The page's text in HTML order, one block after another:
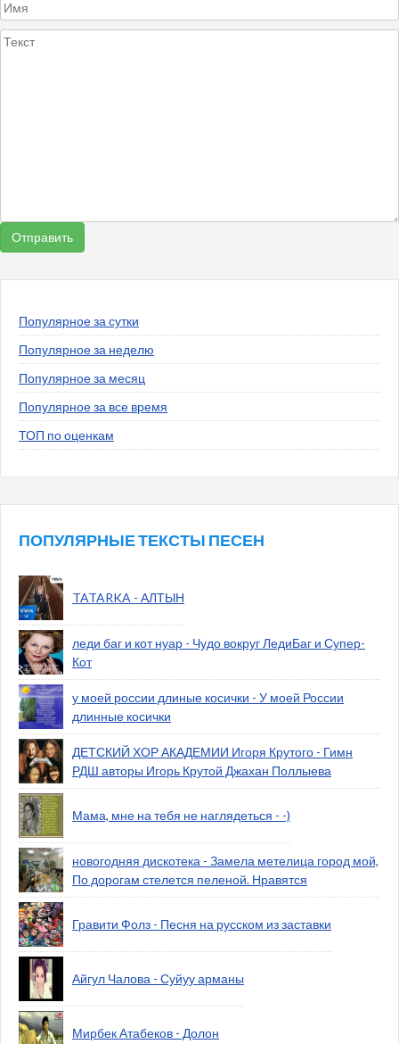
Популярное за сутки
Популярное за неделю
Популярное за месяц
Популярное за все время
ТОП по оценкам
ПОПУЛЯРНЫЕ ТЕКСТЫ ПЕСЕН
TATARKA - АЛТЫН
леди баг и кот нуар - Чудо вокруг ЛедиБаг и Супер-
Кот
у моей россии длиные косички - У моей России
длинные косички
ДЕТСКИЙ ХОР АКАДЕМИИ Игоря Крутого - Гимн
РДШ авторы Игорь Крутой Джахан Поллыева
Мама, мне на тебя не наглядеться - -)
новогодняя дискотека - Замела метелица город мой,
По дорогам стелется пеленой. Нравятся
Гравити Фолз - Песня на русском из заставки
Айгул Чалова - Суйуу арманы
Мирбек Атабеков - Долон